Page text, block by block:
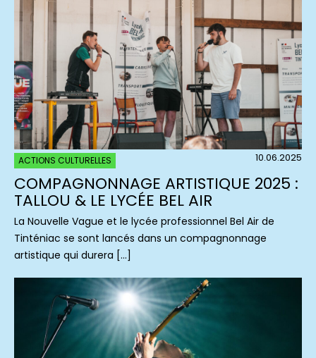
ACTIONS CULTURELLES 10.06.2025
COMPAGNONNAGE ARTISTIQUE 2025 :
TALLOU & LE LYCÉE BEL AIR
La Nouvelle Vague et le lycée professionnel Bel Air de
Tinténiac se sont lancés dans un compagnonnage
artistique qui durera […]